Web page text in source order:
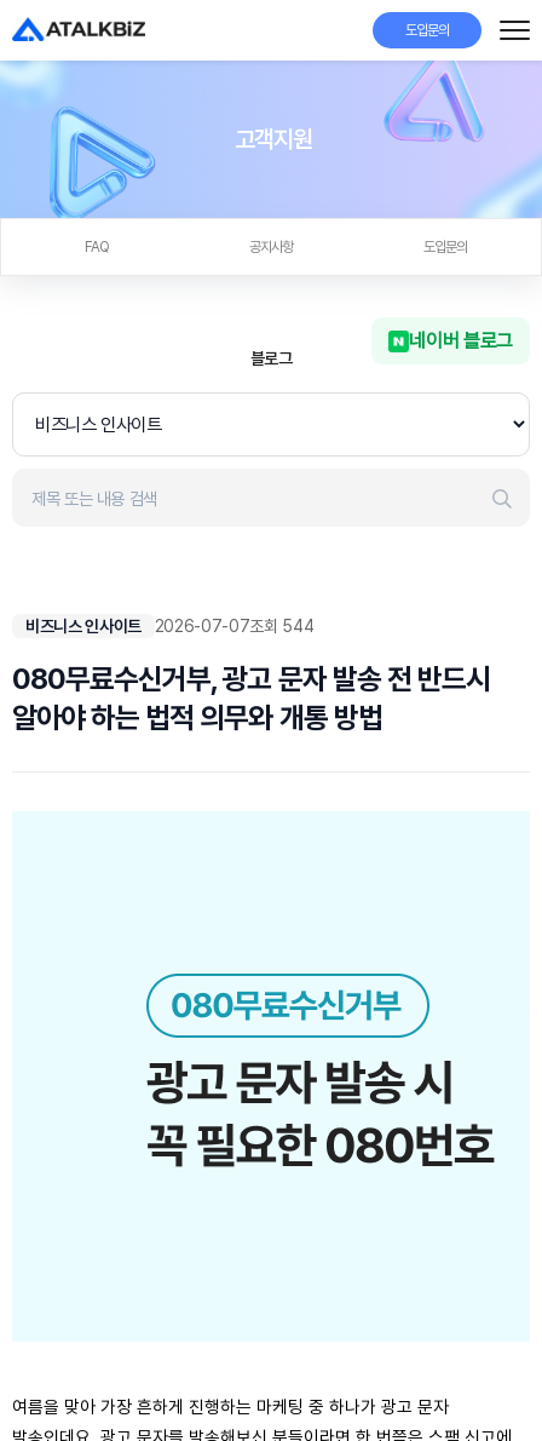
도입문의
고객지원
FAQ 공지사항 도입문의
블로그
네이버 블로그
비즈니스 인사이트 2026-07-07조회 544
080무료수신거부, 광고 문자 발송 전 반드시
알아야 하는 법적 의무와 개통 방법
여름을 맞아 가장 흔하게 진행하는 마케팅 중 하나가 광고 문자